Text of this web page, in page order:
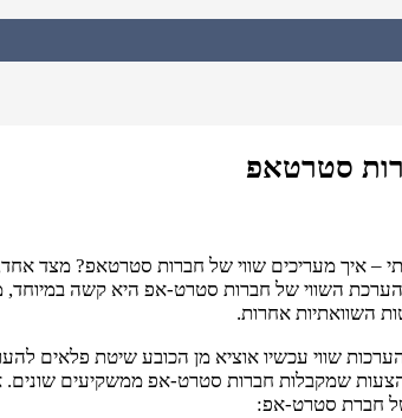
סטרטאפ
– איך מעריכים שווי של חברות סטרטאפ? מצד
השוואתיות אחרות.
שווי עכשיו אוציא מן הכובע שיטת פלאים
שמקבלות חברות סטרט-אפ ממשקיעים
חברת סטרט-אפ: